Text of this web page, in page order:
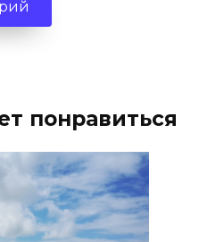
понравиться